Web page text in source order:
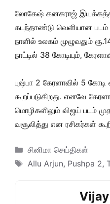
லோகேஷ் கனகராஜ்
கடந்தாண்டு வெளியான படம்
நாளில் உலகம் முழுவதும்
நாட்டில் 38 கோடியும்,
புஷ்பா 2 கேரளாவில் 5
கூறப்படுகிறது. எனவே
மொழிகளிலும் விஜய் படம்
வசூலித்து என ரசிகர்கள்
Categories
சினிமா செய்திகள்
Tags
Allu Arjun, Pushpa 2,
Vijay